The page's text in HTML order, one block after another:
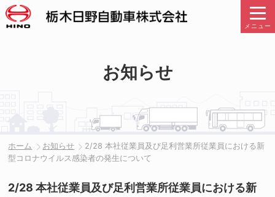
メニュー
お知らせ
ホーム お知らせ
2/28 本社従業員及び足利営業所従業員における新
型コロナウイルス感染者の発生について
2/28 本社従業員及び足利営業所従業員における新